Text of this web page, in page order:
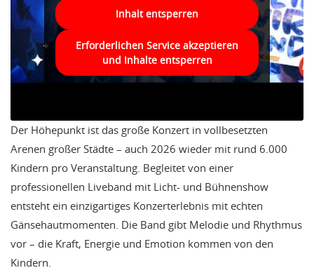
Inhalt entsperren
Erforderlichen Service akzeptieren
und Inhalte entsperren
Der Höhepunkt ist das große Konzert in vollbesetzten
Arenen großer Städte – auch 2026 wieder mit rund 6.000
Kindern pro Veranstaltung. Begleitet von einer
professionellen Liveband mit Licht- und Bühnenshow
entsteht ein einzigartiges Konzerterlebnis mit echten
Gänsehautmomenten. Die Band gibt Melodie und Rhythmus
vor – die Kraft, Energie und Emotion kommen von den
Kindern.